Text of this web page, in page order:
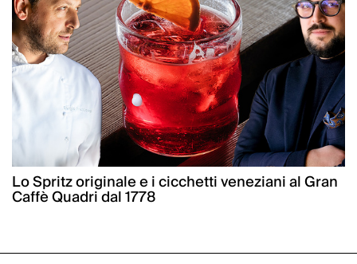
Lo Spritz originale e i cicchetti veneziani al Gran
Caffè Quadri dal 1778